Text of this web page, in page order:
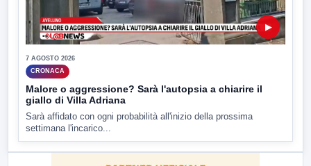
▶
7 AGOSTO 2026
CRONACA
Malore o aggressione? Sarà l'autopsia a chiarire il
giallo di Villa Adriana
Sarà affidato con ogni probabilità all'inizio della prossima
settimana l'incarico...